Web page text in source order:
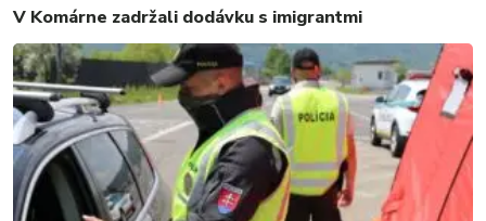
V Komárne zadržali dodávku s imigrantmi